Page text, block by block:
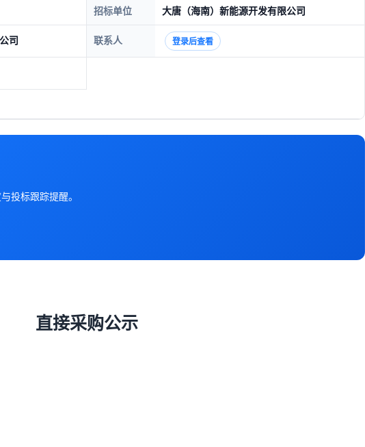
招标单位 大唐（海南）新能源开发有限公司
司 联系人 登录后查看
投标跟踪提醒。
直接采购公示